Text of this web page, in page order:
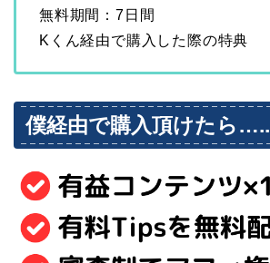
無料期間：7日間
Kくん経由で購入した際の特典
僕経由で購入頂けたら…..